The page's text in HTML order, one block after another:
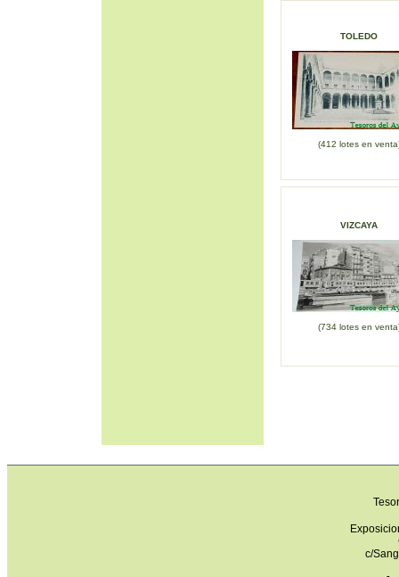
TOLEDO
(412 lotes en
VIZCAYA
(734 lotes en
c/